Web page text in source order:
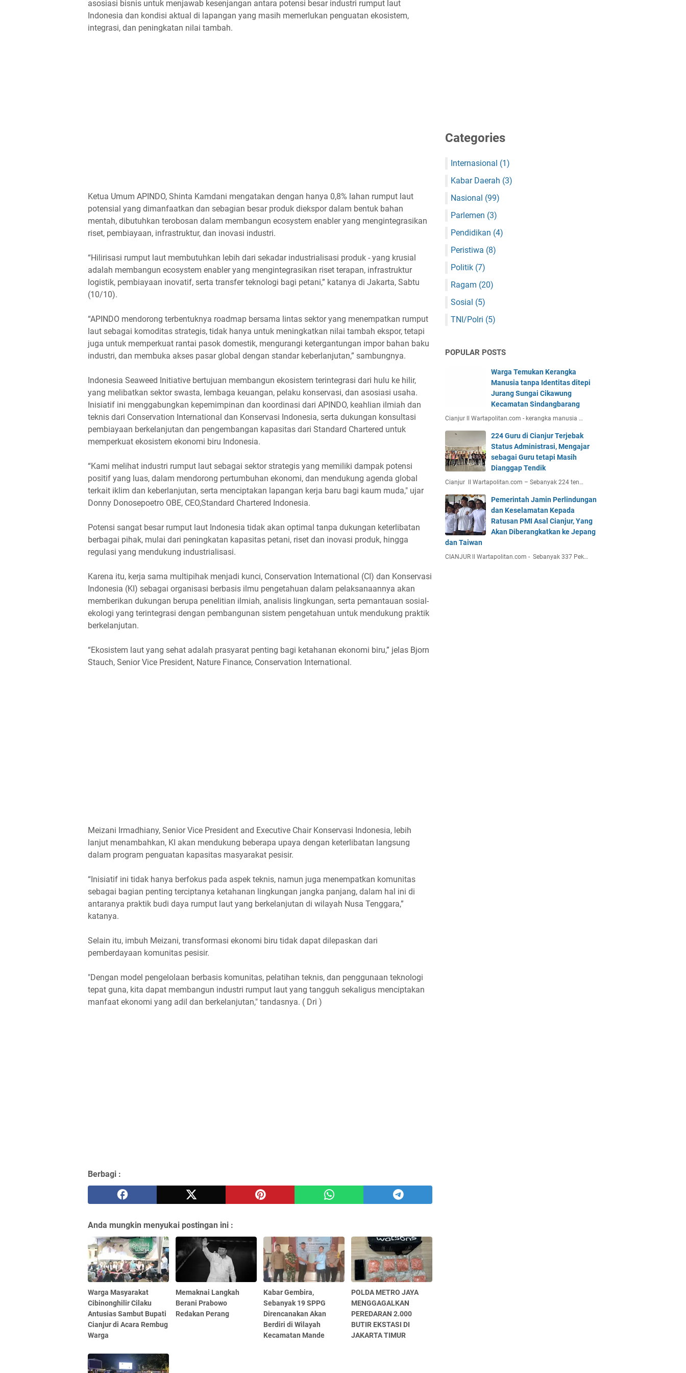
asosiasi bisnis untuk menjawab kesenjangan antara potensi besar industri rumput laut
Indonesia dan kondisi aktual di lapangan yang masih memerlukan penguatan ekosistem,
integrasi, dan peningkatan nilai tambah.
Ketua Umum APINDO, Shinta Kamdani mengatakan dengan hanya 0,8% lahan rumput laut
potensial yang dimanfaatkan dan sebagian besar produk diekspor dalam bentuk bahan
mentah, dibutuhkan terobosan dalam membangun ecosystem enabler yang mengintegrasikan
riset, pembiayaan, infrastruktur, dan inovasi industri.
“Hilirisasi rumput laut membutuhkan lebih dari sekadar industrialisasi produk - yang krusial
adalah membangun ecosystem enabler yang mengintegrasikan riset terapan, infrastruktur
logistik, pembiayaan inovatif, serta transfer teknologi bagi petani,” katanya di Jakarta, Sabtu
(10/10).
“APINDO mendorong terbentuknya roadmap bersama lintas sektor yang menempatkan rumput
laut sebagai komoditas strategis, tidak hanya untuk meningkatkan nilai tambah ekspor, tetapi
juga untuk memperkuat rantai pasok domestik, mengurangi ketergantungan impor bahan baku
industri, dan membuka akses pasar global dengan standar keberlanjutan,” sambungnya.
Indonesia Seaweed Initiative bertujuan membangun ekosistem terintegrasi dari hulu ke hilir,
yang melibatkan sektor swasta, lembaga keuangan, pelaku konservasi, dan asosiasi usaha.
Inisiatif ini menggabungkan kepemimpinan dan koordinasi dari APINDO, keahlian ilmiah dan
teknis dari Conservation International dan Konservasi Indonesia, serta dukungan konsultasi
pembiayaan berkelanjutan dan pengembangan kapasitas dari Standard Chartered untuk
memperkuat ekosistem ekonomi biru Indonesia.
“Kami melihat industri rumput laut sebagai sektor strategis yang memiliki dampak potensi
positif yang luas, dalam mendorong pertumbuhan ekonomi, dan mendukung agenda global
terkait iklim dan keberlanjutan, serta menciptakan lapangan kerja baru bagi kaum muda," ujar
Donny Donosepoetro OBE, CEO,Standard Chartered Indonesia.
Potensi sangat besar rumput laut Indonesia tidak akan optimal tanpa dukungan keterlibatan
berbagai pihak, mulai dari peningkatan kapasitas petani, riset dan inovasi produk, hingga
regulasi yang mendukung industrialisasi.
Karena itu, kerja sama multipihak menjadi kunci, Conservation International (CI) dan Konservasi
Indonesia (KI) sebagai organisasi berbasis ilmu pengetahuan dalam pelaksanaannya akan
memberikan dukungan berupa penelitian ilmiah, analisis lingkungan, serta pemantauan sosial-
ekologi yang terintegrasi dengan pembangunan sistem pengetahuan untuk mendukung praktik
berkelanjutan.
“Ekosistem laut yang sehat adalah prasyarat penting bagi ketahanan ekonomi biru,” jelas Bjorn
Stauch, Senior Vice President, Nature Finance, Conservation International.
Meizani Irmadhiany, Senior Vice President and Executive Chair Konservasi Indonesia, lebih
lanjut menambahkan, KI akan mendukung beberapa upaya dengan keterlibatan langsung
dalam program penguatan kapasitas masyarakat pesisir.
“Inisiatif ini tidak hanya berfokus pada aspek teknis, namun juga menempatkan komunitas
sebagai bagian penting terciptanya ketahanan lingkungan jangka panjang, dalam hal ini di
antaranya praktik budi daya rumput laut yang berkelanjutan di wilayah Nusa Tenggara,”
katanya.
Selain itu, imbuh Meizani, transformasi ekonomi biru tidak dapat dilepaskan dari
pemberdayaan komunitas pesisir.
"Dengan model pengelolaan berbasis komunitas, pelatihan teknis, dan penggunaan teknologi
tepat guna, kita dapat membangun industri rumput laut yang tangguh sekaligus menciptakan
manfaat ekonomi yang adil dan berkelanjutan," tandasnya. ( Dri )
Berbagi :
Anda mungkin menyukai postingan ini :
Warga Masyarakat
Cibinonghilir Cilaku
Antusias Sambut Bupati
Cianjur di Acara Rembug
Warga
Memaknai Langkah
Berani Prabowo
Redakan Perang
Kabar Gembira,
Sebanyak 19 SPPG
Direncanakan Akan
Berdiri di Wilayah
Kecamatan Mande
POLDA METRO JAYA
MENGGAGALKAN
PEREDARAN 2.000
BUTIR EKSTASI DI
JAKARTA TIMUR
Categories
Internasional (1)
Kabar Daerah (3)
Nasional (99)
Parlemen (3)
Pendidikan (4)
Peristiwa (8)
Politik (7)
Ragam (20)
Sosial (5)
TNI/Polri (5)
POPULAR POSTS
Warga Temukan Kerangka
Manusia tanpa Identitas ditepi
Jurang Sungai Cikawung
Kecamatan Sindangbarang
Cianjur ll Wartapolitan.com - kerangka manusia …
224 Guru di Cianjur Terjebak
Status Administrasi, Mengajar
sebagai Guru tetapi Masih
Dianggap Tendik
Cianjur ll Wartapolitan.com – Sebanyak 224 ten…
Pemerintah Jamin Perlindungan
dan Keselamatan Kepada
Ratusan PMI Asal Cianjur, Yang
Akan Diberangkatkan ke Jepang
dan Taiwan
CIANJUR ll Wartapolitan.com - Sebanyak 337 Pek…